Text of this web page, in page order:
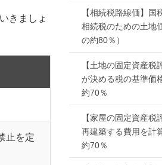
きましょ
止を定
【相続税路線価】国
相続税のための土地
の約80％）
【土地の固定資産税
が決める税の基準価
約70％
【家屋の固定資産税
再建築する費用を計
約70％